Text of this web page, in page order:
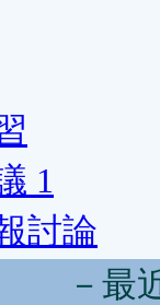
1
討論
－最